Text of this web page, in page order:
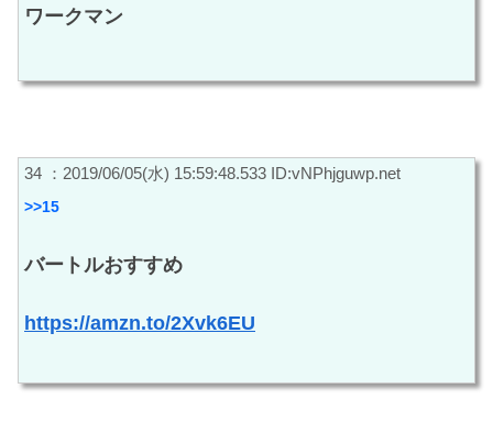
ワークマン
34 ：2019/06/05(水) 15:59:48.533 ID:vNPhjguwp.net
>>15
バートルおすすめ
https://amzn.to/2Xvk6EU